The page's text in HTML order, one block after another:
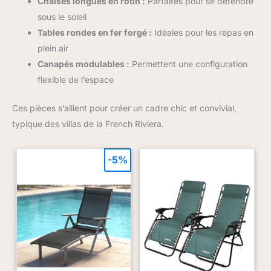
sous le soleil
Tables rondes en fer forgé : Idéales pour les repas en
plein air
Canapés modulables : Permettent une configuration
flexible de l’espace
Ces pièces s’allient pour créer un cadre chic et convivial,
typique des villas de la French Riviera.
-5%